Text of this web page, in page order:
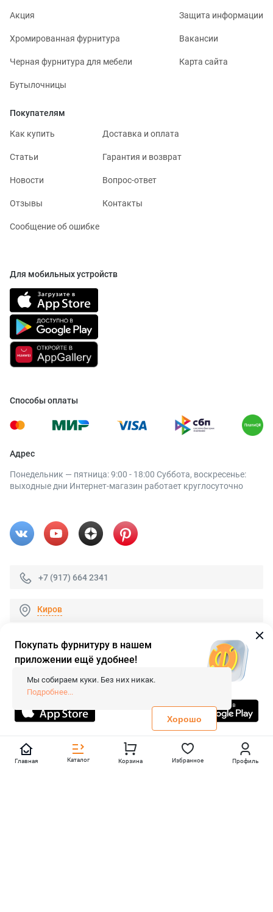
Акция
Хромированная фурнитура
Черная фурнитура для мебели
Бутылочницы
Защита информации
Вакансии
Карта сайта
Покупателям
Как купить Доставка и оплата
Статьи Гарантия и возврат
Новости Вопрос-ответ
Отзывы Контакты
Сообщение об ошибке
Для мобильных устройств
Способы оплаты
Адрес
Понедельник — пятница: 9:00 - 18:00 Суббота, воскресенье:
выходные дни Интернет-магазин работает круглосуточно
+7 (917) 664 2341
Киров
© 2026 «FieraShop.ru»
Сопровождение сайта
- Вебформат.
Все права защищены.
Не является публичной офертой
Политика конфиденциальности
Главная Каталог Корзина Избранное Профиль
Покупать фурнитуру в нашем
приложении ещё удобнее!
Мы собираем куки. Без них никак.
Подробнее...
Хорошо